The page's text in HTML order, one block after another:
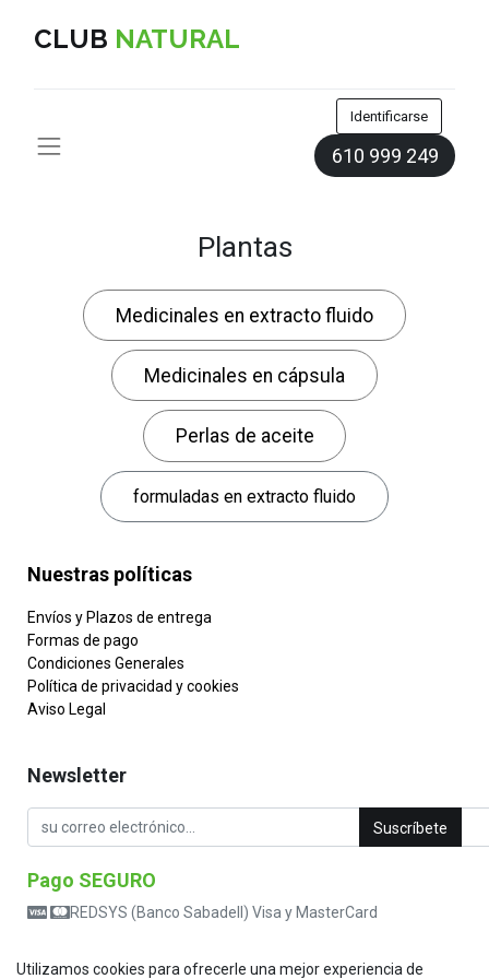
CLUB NATURAL
Identificarse
610 999 249
Plantas
Medicinales en extracto fluido
Medicinales en cápsula
Perlas de aceite
formuladas en extracto fluido
Nuestras políticas
Envíos y Plazos de entrega
Formas de pago
Condiciones Generales
Política de privacidad y cookies
Aviso Legal
Newsletter
Suscríbete
Pago SEGURO
REDSYS (Banco Sabadell) Visa y MasterCard
Utilizamos cookies para ofrecerle una mejor experiencia de